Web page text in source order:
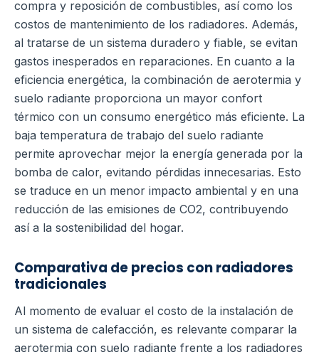
compra y reposición de combustibles, así como los
costos de mantenimiento de los radiadores. Además,
al tratarse de un sistema duradero y fiable, se evitan
gastos inesperados en reparaciones. En cuanto a la
eficiencia energética, la combinación de aerotermia y
suelo radiante proporciona un mayor confort
térmico con un consumo energético más eficiente. La
baja temperatura de trabajo del suelo radiante
permite aprovechar mejor la energía generada por la
bomba de calor, evitando pérdidas innecesarias. Esto
se traduce en un menor impacto ambiental y en una
reducción de las emisiones de CO2, contribuyendo
así a la sostenibilidad del hogar.
Comparativa de precios con radiadores
tradicionales
Al momento de evaluar el costo de la instalación de
un sistema de calefacción, es relevante comparar la
aerotermia con suelo radiante frente a los radiadores